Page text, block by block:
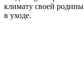
климату своей
в уходе.